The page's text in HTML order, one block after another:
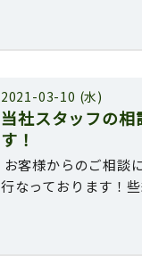
2021-03-10 (水)
当社スタッフの
す！
お客様からのご相談
行なっております！